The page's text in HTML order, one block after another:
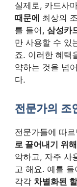
실제로, 카드사
때문에 최상의
를 들어, 삼성카
만 사용할 수 있
죠. 이러한 혜택
약하는 것을 넘어
다.
전문가의 조
전문가들에 따
로 끌어내기 위
악하고, 자주 사
고 해요. 예를
각각 차별화된